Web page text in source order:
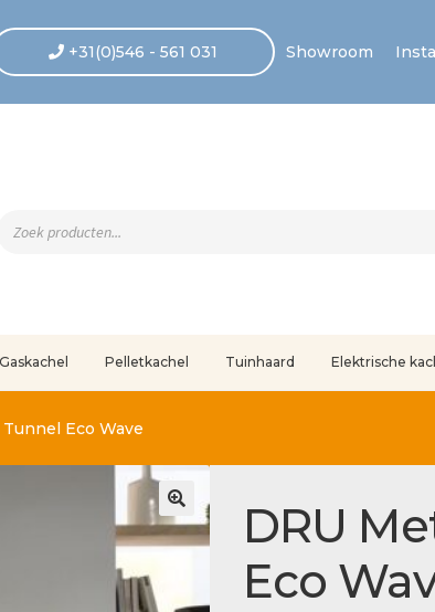
+31(0)546 - 561 031 Showroom
zoeken
Gaskachel Pelletkachel Tuinhaard Elektrische
Ons team
Eco Wave
DRU
Eco